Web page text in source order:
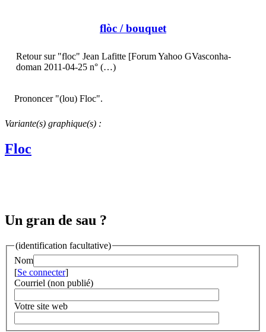
flòc / bouquet
Retour sur "floc" Jean Lafitte [Forum Yahoo GVasconha-
doman 2011-04-25 n° (…)
Prononcer "(lou) Floc".
Variante(s) graphique(s) :
Floc
Un gran de sau ?
(identification facultative)
Nom
[Se connecter]
Courriel (non publié)
Votre site web